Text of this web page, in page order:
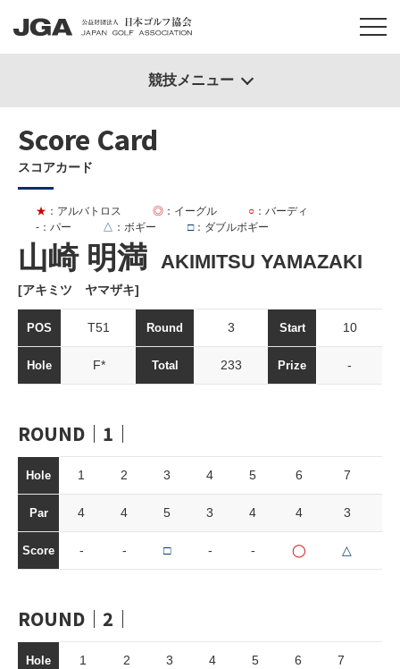
Score Card
スコアカード
山崎 明満 AKIMITSU YAMAZAKI
[アキミツ ヤマザキ]
★ ：アルバトロス ◎ ：イーグル ○ ：バーディ
- ：パー △ ：ボギー □：ダブルボギー
POS T51 Round 3 Start 10
Hole F* Total 233 Prize -
ROUND｜1｜
Hole 1 2 3 4 5 6 7
Par 4 4 5 3 4 4 3
Score - - □ - - ◯ △
ROUND｜2｜
Hole 1 2 3 4 5 6 7
競技メニュー